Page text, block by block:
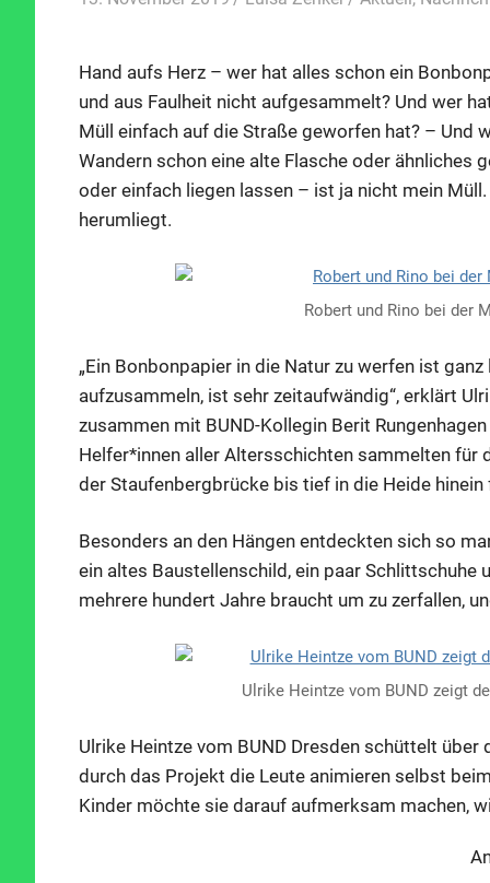
Hand aufs Herz – wer hat alles schon ein
und aus Faulheit nicht aufgesammelt? Und wer
Müll einfach auf die Straße geworfen hat? – Und
Wandern schon eine alte Flasche oder ähnliches
oder einfach liegen lassen – ist ja nicht mein
herumliegt.
Robert und Rino bei der
„Ein Bonbonpapier in die Natur zu werfen ist
aufzusammeln, ist sehr zeitaufwändig“, erklärt
zusammen mit BUND-Kollegin Berit
Helfer*innen aller Altersschichten sammelten für
der Staufenbergbrücke bis tief in die Heide hinein
Besonders an den Hängen entdeckten sich so
ein altes Baustellenschild, ein paar
mehrere hundert Jahre braucht um zu zerfallen,
Ulrike Heintze vom BUND zeigt
Ulrike Heintze vom BUND Dresden schüttelt
durch das Projekt die Leute animieren selbst
Kinder möchte sie darauf aufmerksam machen,